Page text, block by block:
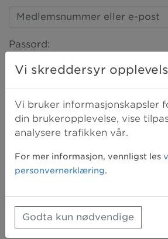
Passord:
LOGG INN
Vi skreddersyr
Vi bruker informasjonskapsler
din brukeropplevelse, vise
analysere trafikken vår.
For mer informasjon, vennligst les
personvernerklæring.
Godta kun nødvendige